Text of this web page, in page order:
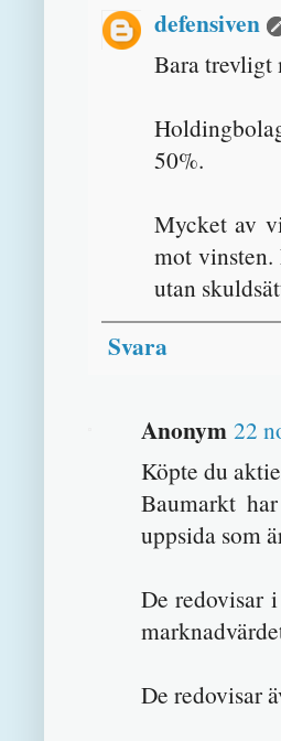
defensiven
Bara trevligt
50%.
Mycket av
mot
utan
Svara
Anonym 22
Köpte du
Baumarkt
uppsida som
De redovisar
De redovisar